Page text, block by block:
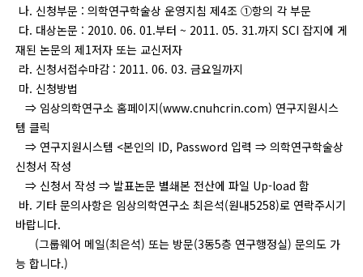
나. 신청부문 : 의학연구학술상 운영지침 제4조 ①항의 각 부문
다. 대상논문 : 2010. 06. 01.부터 ~ 2011. 05. 31.까지 SCI 잡지에 게
재된 논문의 제1저자 또는 교신저자
라. 신청서접수마감 : 2011. 06. 03. 금요일까지
마. 신청방법
⇒ 임상의학연구소 홈페이지(www.cnuhcrin.com) 연구지원시스
템 클릭
⇒ 연구지원시스템 <본인의 ID, Password 입력 ⇒ 의학연구학술상
신청서 작성
⇒ 신청서 작성 ⇒ 발표논문 별쇄본 전산에 파일 Up-load 함
바. 기타 문의사항은 임상의학연구소 최은석(원내5258)로 연락주시기
바랍니다.
(그룹웨어 메일(최은석) 또는 방문(3동5층 연구행정실) 문의도 가
능 합니다.)